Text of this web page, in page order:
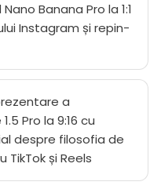
Banana Pro la 1:1
Instagram și repin-
a
Pro la 9:16 cu
despre filosofia de
și Reels